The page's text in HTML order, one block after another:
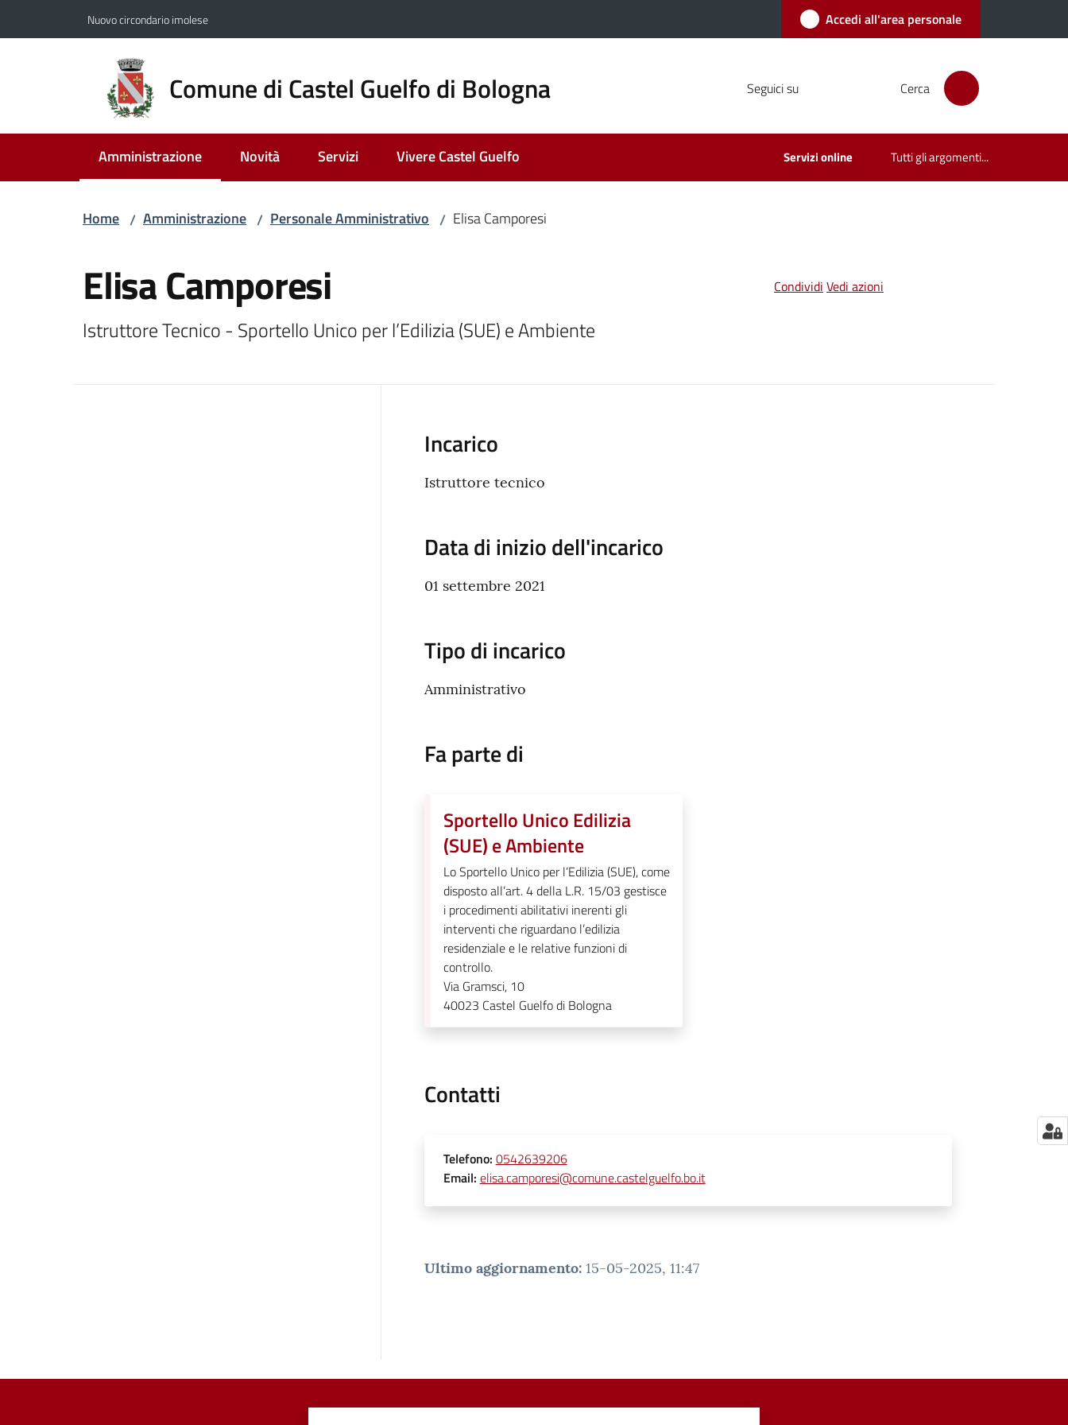
Nuovo circondario imolese Accedi all'area personale
Comune di Castel Guelfo di Bologna Seguici su Cerca
Amministrazione
Menu selezionato Novità Servizi Vivere Castel Guelfo Servizi online Tutti gli argomenti...
Home / Amministrazione / Personale Amministrativo / Elisa Camporesi
Elisa Camporesi
Istruttore Tecnico - Sportello Unico per l’Edilizia (SUE) e Ambiente
Condividi Vedi azioni
Incarico
Istruttore tecnico
Data di inizio dell'incarico
01 settembre 2021
Tipo di incarico
Amministrativo
Fa parte di
Sportello Unico Edilizia
(SUE) e Ambiente
Lo Sportello Unico per l’Edilizia (SUE), come
disposto all’art. 4 della L.R. 15/03 gestisce
i procedimenti abilitativi inerenti gli
interventi che riguardano l’edilizia
residenziale e le relative funzioni di
controllo.
Via Gramsci, 10
40023 Castel Guelfo di Bologna
Contatti
Telefono: 0542639206
Email: elisa.camporesi@comune.castelguelfo.bo.it
Ultimo aggiornamento: 15-05-2025, 11:47